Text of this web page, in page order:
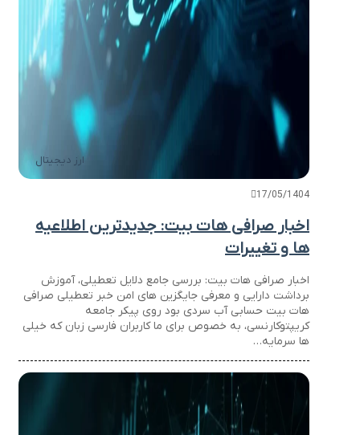
ارز دیجیتال
17/05/1404
اخبار صرافی هات بیت: جدیدترین اطلاعیه
ها و تغییرات
اخبار صرافی هات بیت: بررسی جامع دلایل تعطیلی، آموزش
برداشت دارایی و معرفی جایگزین های امن خبر تعطیلی صرافی
هات بیت حسابی آب سردی بود روی پیکر جامعه
کریپتوکارنسی، به خصوص برای ما کاربران فارسی زبان که خیلی
ها سرمایه…